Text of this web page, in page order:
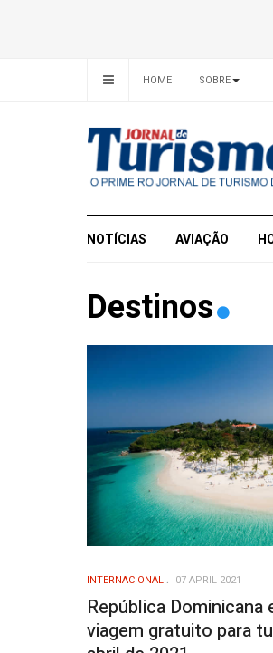
HOME SOBRE
NOTÍCIAS AVIAÇÃO
Destinos
INTERNACIONAL 07 APRIL 2021
República
viagem gratuito para